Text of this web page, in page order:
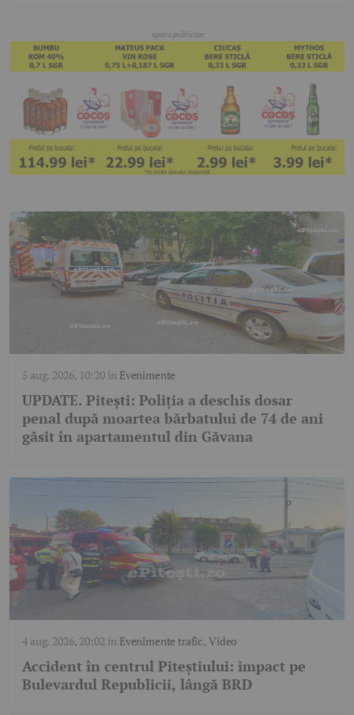
5 aug. 2026, 10:20în Evenimente
UPDATE. Pitești: Poliția a deschis dosar
penal după moartea bărbatului de 74 de ani
găsit în apartamentul din Găvana
4 aug. 2026, 20:02 în Evenimente trafic,Video
Accident în centrul Piteștiului: impact pe
Bulevardul Republicii, lângă BRD